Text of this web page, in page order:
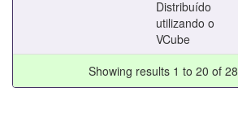
Distribuído
utilizando o
VCube
Showing results 1 to 20 of 28